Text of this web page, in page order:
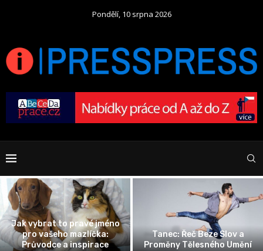
Pondělí, 10 srpna 2026
Jak vybrat to pravé jméno
pro vašeho mazlíčka:
Průvodce a inspirace
Tanec: Řeč Beze Slov a
Proměny Tělesného Umění